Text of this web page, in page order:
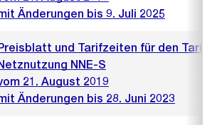
Änderungen bis 9. Juli 2025
und Tarifzeiten für den Tarif
NNE-S
21. August 2019
Änderungen bis 28. Juni 2023